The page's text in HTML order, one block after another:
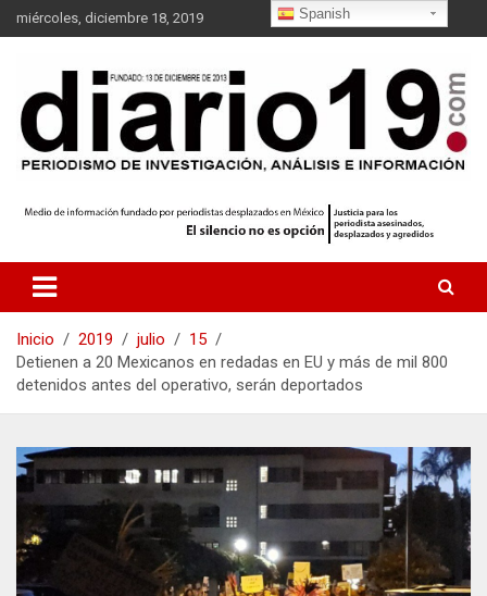
a
t
n
miércoles, diciembre 18, 2019
Inicio 2019 julio
15
Detienen a 20 Mexicanos en redadas en EU y más de mil 800
detenidos antes del operativo, serán deportados
Spanish